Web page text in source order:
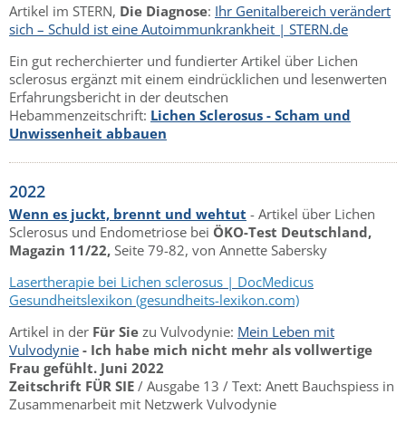
Artikel im STERN, Die Diagnose: Ihr Genitalbereich verändert
sich – Schuld ist eine Autoimmunkrankheit | STERN.de
Ein gut recherchierter und fundierter Artikel über Lichen
sclerosus ergänzt mit einem eindrücklichen und lesenwerten
Erfahrungsbericht in der deutschen
Hebammenzeitschrift: Lichen Sclerosus - Scham und
Unwissenheit abbauen
2022
Wenn es juckt, brennt und wehtut - Artikel über Lichen
Sclerosus und Endometriose bei ÖKO-Test Deutschland,
Magazin 11/22, Seite 79-82, von Annette Sabersky
Lasertherapie bei Lichen sclerosus | DocMedicus
Gesundheitslexikon (gesundheits-lexikon.com)
Artikel in der Für Sie zu Vulvodynie: Mein Leben mit
Vulvodynie - Ich habe mich nicht mehr als vollwertige
Frau gefühlt. Juni 2022
Zeitschrift FÜR SIE / Ausgabe 13 / Text: Anett Bauchspiess in
Zusammenarbeit mit Netzwerk Vulvodynie